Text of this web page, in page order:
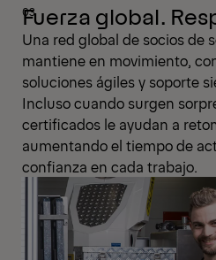
Fuerza global.
Una red global de socios de
mantiene en movimiento,
soluciones ágiles y soporte
Incluso cuando surgen
certificados le ayudan a
aumentando el tiempo de
confianza en cada trabajo.